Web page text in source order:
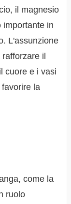
il magnesio
importante in
L'assunzione
il
cuore e i vasi
la
come la
ruolo